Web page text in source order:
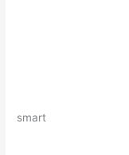
smart